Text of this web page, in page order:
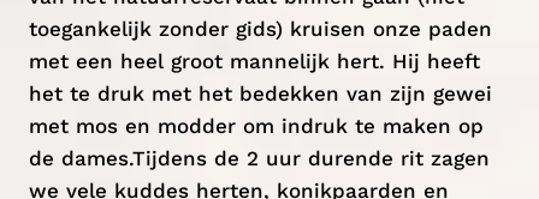
toegankelijk zonder gids) kruisen onze paden
met een heel groot mannelijk hert. Hij heeft
het te druk met het bedekken van zijn gewei
met mos en modder om indruk te maken op
de dames.Tijdens de 2 uur durende rit zagen
we vele kuddes herten, konikpaarden en